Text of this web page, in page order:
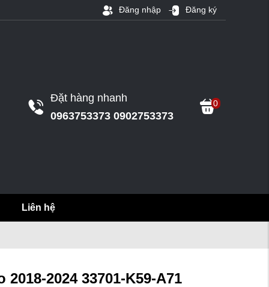
Đăng nhập Đăng ký
Đặt hàng nhanh
0963753373 0902753373
0
Liên hệ
2024 33701-K59-A71